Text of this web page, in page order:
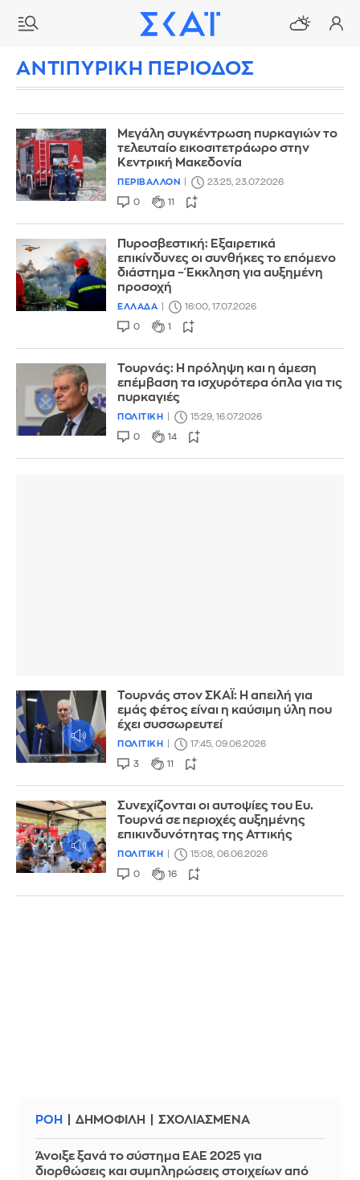
ΑΝΤΙΠΥΡΙΚΗ ΠΕΡΙΟΔΟΣ
Μεγάλη συγκέντρωση πυρκαγιών το
τελευταίο εικοσιτετράωρο στην
Κεντρική Μακεδονία
ΠΕΡΙΒΑΛΛΟΝ 23:25, 23.07.2026
0 11
Πυροσβεστική: Εξαιρετικά
επικίνδυνες οι συνθήκες το επόμενο
διάστημα – Έκκληση για αυξημένη
προσοχή
ΕΛΛΑΔΑ 16:00, 17.07.2026
0 1
Τουρνάς: Η πρόληψη και η άμεση
επέμβαση τα ισχυρότερα όπλα για τις
πυρκαγιές
ΠΟΛΙΤΙΚΗ 15:29, 16.07.2026
0 14
Τουρνάς στον ΣΚΑΪ: Η απειλή για
εμάς φέτος είναι η καύσιμη ύλη που
έχει συσσωρευτεί
ΠΟΛΙΤΙΚΗ 17:45, 09.06.2026
3 11
Συνεχίζονται οι αυτοψίες του Ευ.
Τουρνά σε περιοχές αυξημένης
επικινδυνότητας της Αττικής
ΠΟΛΙΤΙΚΗ 15:08, 06.06.2026
0 16
ΡΟΗ ΔΗΜΟΦΙΛΗ ΣΧΟΛΙΑΣΜΕΝΑ
Άνοιξε ξανά το σύστημα ΕΑΕ 2025 για
διορθώσεις και συμπληρώσεις στοιχείων από